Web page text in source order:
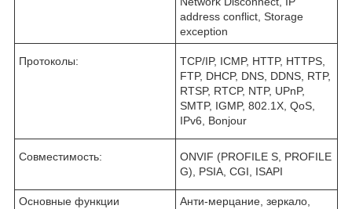
address conflict, Storage
exception
Протоколы:
TCP/IP, ICMP, HTTP, HTTPS,
FTP, DHCP, DNS, DDNS, RTP,
RTSP, RTCP, NTP, UPnP,
SMTP, IGMP, 802.1X, QoS,
IPv6, Bonjour
Совместимость:
ONVIF (PROFILE S, PROFILE
G), PSIA, CGI, ISAPI
Основные функции Анти-мерцание, зеркало,